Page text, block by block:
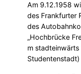
Am 9.12.1958
des Frankfurter
des
„Hochbrücke
m
Studentenstadt)